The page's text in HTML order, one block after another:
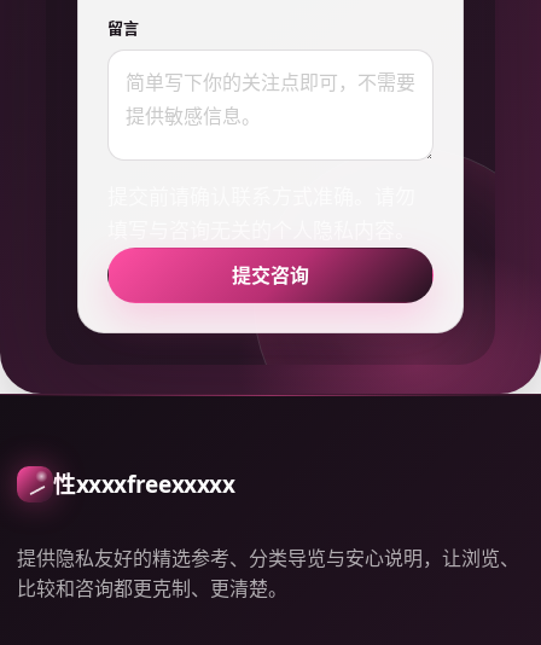
留言
提交咨询
性xxxxfreexxxxx
提供隐私友好的精选参考、分类导览与安心说明，让浏览、
比较和咨询都更克制、更清楚。